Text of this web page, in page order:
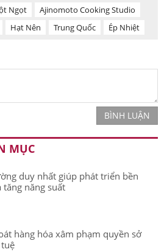
Ngọt
Ajinomoto Cooking Studio
Hạt Nên Trung Quốc Ép Nhiệt
BÌNH LUẬN
MỤC
duy nhất giúp phát triển bền
tăng năng suất
hàng hóa xâm phạm quyền sở